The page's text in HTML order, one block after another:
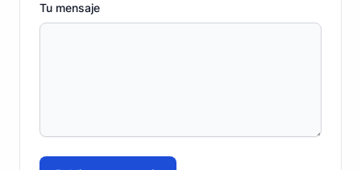
Tu mensaje